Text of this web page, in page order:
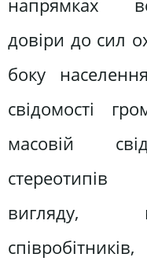
напрямках
довіри до сил
боку
свідомості
масовій
вигляду,